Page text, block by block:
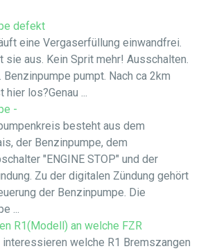
defekt
eine Vergaserfüllung einwandfrei.
sie aus. Kein Sprit mehr! Ausschalten.
Benzinpumpe pumpt. Nach ca 2km
los?Genau ...
-
besteht aus dem
der Benzinpumpe, dem
"ENGINE STOP" und der
Zu der digitalen Zündung gehört
der Benzinpumpe. Die
...
R1(Modell) an welche FZR
welche R1 Bremszangen